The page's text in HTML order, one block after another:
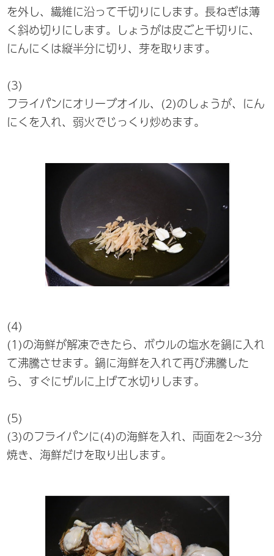
を外し、繊維に沿って千切りにします。長ねぎは薄
く斜め切りにします。しょうがは皮ごと千切りに、
にんにくは縦半分に切り、芽を取ります。
(3)
フライパンにオリーブオイル、(2)のしょうが、にん
にくを入れ、弱火でじっくり炒めます。
(4)
(1)の海鮮が解凍できたら、ボウルの塩水を鍋に入れ
て沸騰させます。鍋に海鮮を入れて再び沸騰した
ら、すぐにザルに上げて水切りします。
(5)
(3)のフライパンに(4)の海鮮を入れ、両面を2～3分
焼き、海鮮だけを取り出します。